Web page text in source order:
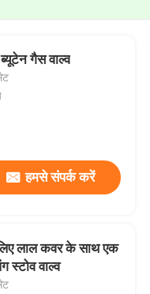
गैस वाल्व
हमसे संपर्क करें
लाल कवर के साथ एक
स्टोव वाल्व